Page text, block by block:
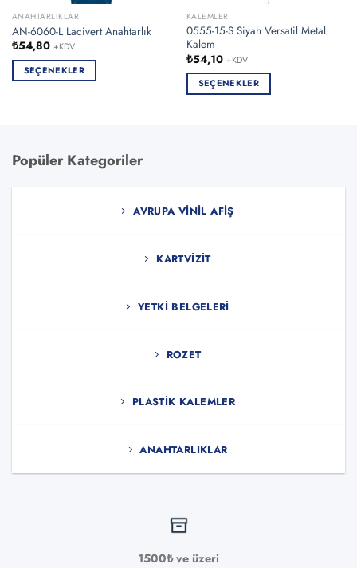
ANAHTARLIKLAR
AN-6060-L Lacivert Anahtarlık
₺54,80 +KDV
SEÇENEKLER
varyasyonu
KALEMLER
0555-15-S Siyah Versatil Metal
Kalem
₺54,10 +KDV
SEÇENEKLER
Seçenekler
ürün
seçilebilir
Popüler Kategoriler
AVRUPA VINIL AFIŞ
KARTVIZIT
YETKI BELGELERI
ROZET
PLASTIK KALEMLER
ANAHTARLIKLAR
1500₺ ve üzeri